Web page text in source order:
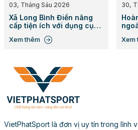
03, Tháng Sáu 2026
Xã Long Bình Điền nâng
cấp tiện ích với dụng cụ
Xem thêm
30,
Xem
VietPhatSport là đơn vị uy tín trong lĩnh